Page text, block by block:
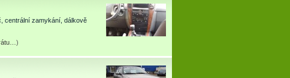
centrální zamykání, dálkově
)